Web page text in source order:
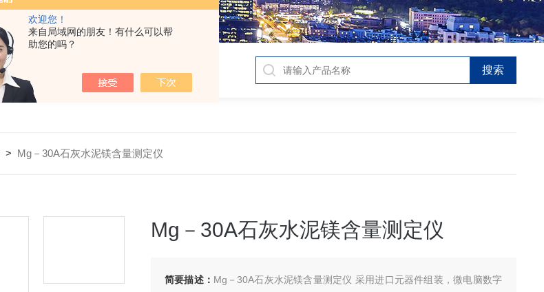
欢迎您！
来自局域网的朋友！有什么可以帮
助您的吗？
> Mg－30A石灰水泥镁含量测定仪
Mg－30A石灰水泥镁含量测定仪
简要描述： Mg－30A石灰水泥镁含量测定仪 采用进口元器件组装，微电脑数字